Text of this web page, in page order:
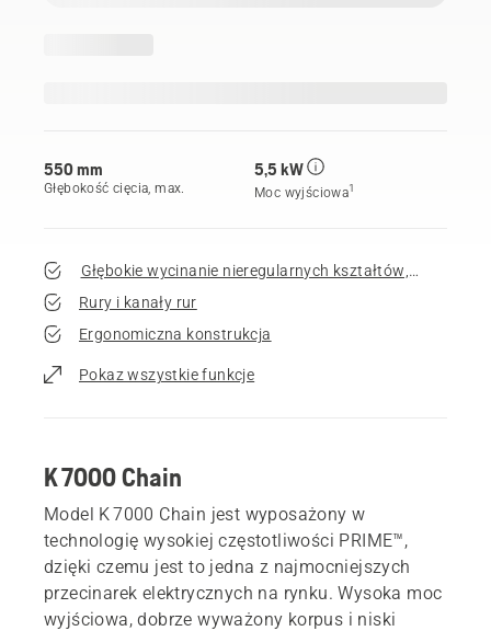
550 mm
Głębokość cięcia, max.
5,5 kW
Moc wyjściowa1
Głębokie wycinanie nieregularnych kształtów, idealne
Rury i kanały rur
Ergonomiczna konstrukcja
Pokaz wszystkie funkcje
K 7000 Chain
Model K 7000 Chain jest wyposażony w
technologię wysokiej częstotliwości PRIME™,
dzięki czemu jest to jedna z najmocniejszych
przecinarek elektrycznych na rynku. Wysoka moc
wyjściowa, dobrze wyważony korpus i niski